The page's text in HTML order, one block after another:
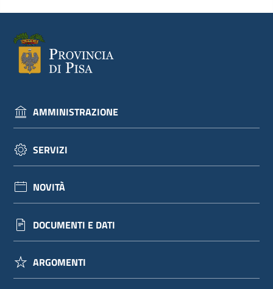
Argomenti
Seguici
su
AMMINISTRAZIONE
SERVIZI
NOVITÀ
DOCUMENTI E DATI
ARGOMENTI